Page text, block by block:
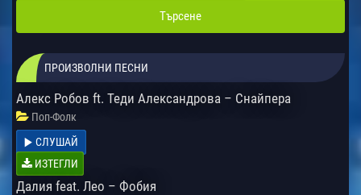
ПРОИЗВОЛНИ ПЕСНИ
Алекс Робов ft. Теди Александрова – Снайпера
Поп-Фолк
СЛУШАЙ
ИЗТЕГЛИ
Далия feat. Лео – Фобия